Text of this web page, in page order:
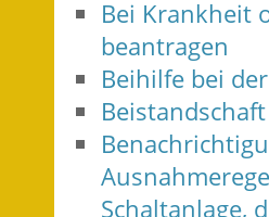
Bei Krankheit
beantragen
Beihilfe bei
Schaltanlage,